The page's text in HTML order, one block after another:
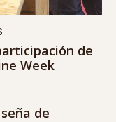
de
Week
de